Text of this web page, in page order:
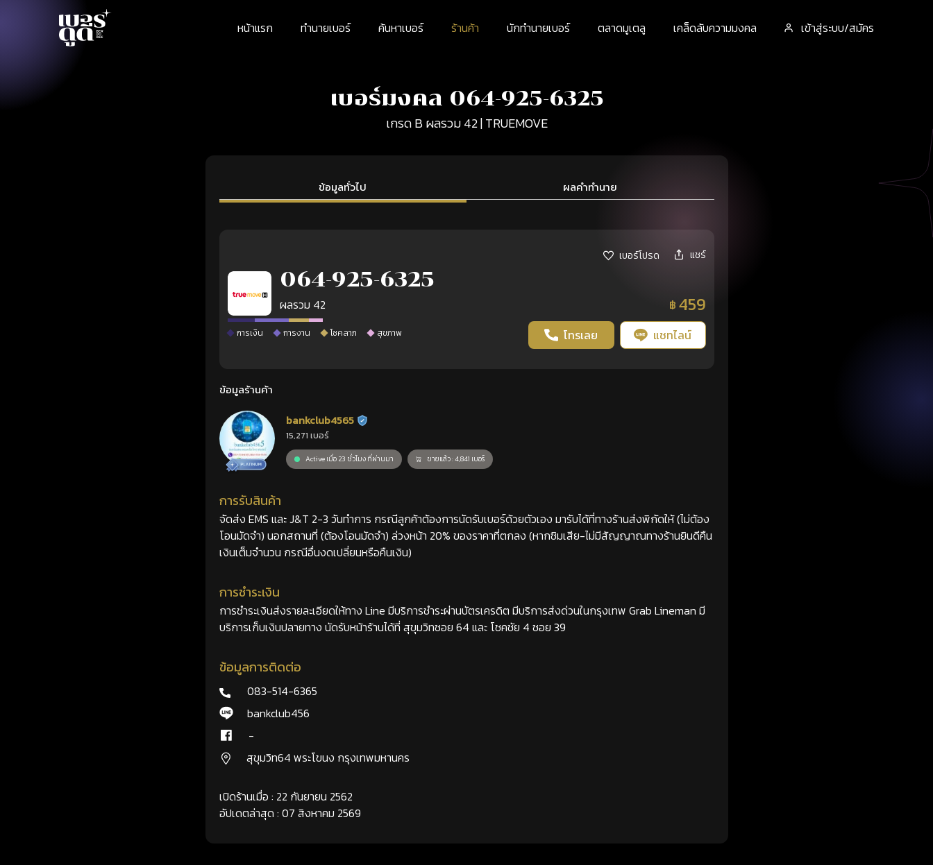
หน้าแรก ทำนายเบอร์ ค้นหาเบอร์ ร้านค้า นักทำนายเบอร์ ตลาดมูเตลู เคล็ดลับความมงคล เข้าสู่ระบบ/สมัคร
เบอร์มงคล 064-925-6325
เกรด B ผลรวม 42 | TRUEMOVE
ข้อมูลทั่วไป ผลคำทำนาย
เบอร์โปรด แชร์
064-925-6325
ผลรวม 42 ฿ 459
การเงิน การงาน โชคลาภ สุขภาพ โทรเลย แชทไลน์
ข้อมูลร้านค้า
bankclub4565 ร้านยืนยันแล้ว
15,271 เบอร์
Active เมื่อ 23 ชั่วโมง ที่ผ่านมา ขายแล้ว : 4,841 เบอร์
การรับสินค้า
จัดส่ง EMS และ J&T 2-3 วันทำการ กรณีลูกค้าต้องการนัดรับเบอร์ด้วยตัวเอง มารับได้ที่ทางร้านส่งพิกัดให้ (ไม่ต้อง
โอนมัดจำ) นอกสถานที่ (ต้องโอนมัดจำ) ล่วงหน้า 20% ของราคาที่ตกลง (หากซิมเสีย-ไม่มีสัญญาณทางร้านยินดีคืน
เงินเต็มจำนวน กรณีอื่นงดเปลี่ยนหรือคืนเงิน)
การชำระเงิน
การชำระเงินส่งรายละเอียดให้ทาง Line มีบริการชำระผ่านบัตรเครดิต มีบริการส่งด่วนในกรุงเทพ Grab Lineman มี
บริการเก็บเงินปลายทาง นัดรับหน้าร้านได้ที่ สุขุมวิทซอย 64 และ โชคชัย 4 ซอย 39
ข้อมูลการติดต่อ
083-514-6365
bankclub456
-
สุขุมวิท64 พระโขนง กรุงเทพมหานคร
เปิดร้านเมื่อ : 22 กันยายน 2562
อัปเดตล่าสุด : 07 สิงหาคม 2569